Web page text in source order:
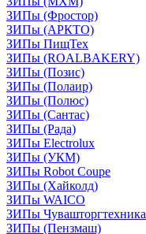
ЗИПы (Фростор)
ЗИПы (АРКТО)
ЗИПы ПищТех
ЗИПы (ROALBAKERY)
ЗИПы (Позис)
ЗИПы (Полаир)
ЗИПы (Полюс)
ЗИПы (Сантас)
ЗИПы (Рада)
ЗИПы Electrolux
ЗИПы (УКМ)
ЗИПы Robot Coupe
ЗИПы (Хайколд)
ЗИПы WAICO
ЗИПы Чувашторгтехника
ЗИПы (Пензмаш)